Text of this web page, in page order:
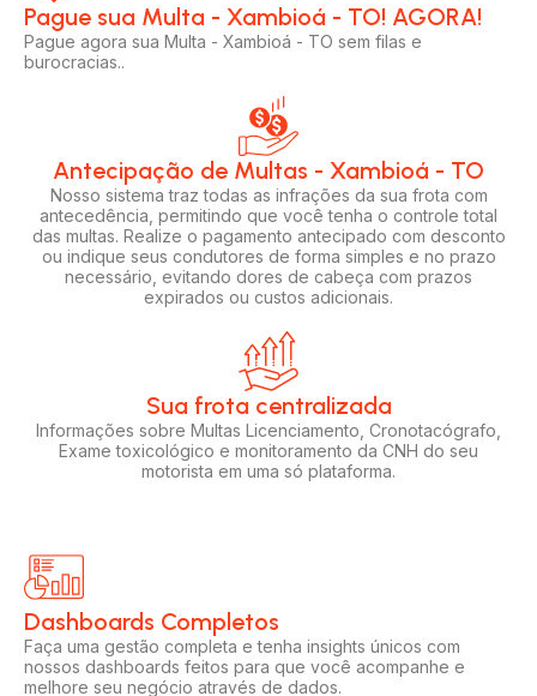
Pague sua Multa - Xambioá - TO! AGORA!​
Pague agora sua Multa - Xambioá - TO sem filas e
burocracias..
Antecipação de Multas - Xambioá - TO
Nosso sistema traz todas as infrações da sua frota com
antecedência, permitindo que você tenha o controle total
das multas. Realize o pagamento antecipado com desconto
ou indique seus condutores de forma simples e no prazo
necessário, evitando dores de cabeça com prazos
expirados ou custos adicionais.
Sua frota centralizada​
Informações sobre Multas Licenciamento, Cronotacógrafo,
Exame toxicológico e monitoramento da CNH do seu
motorista em uma só plataforma.
Dashboards Completos​​
Faça uma gestão completa e tenha insights únicos com
nossos dashboards feitos para que você acompanhe e
melhore seu negócio através de dados.